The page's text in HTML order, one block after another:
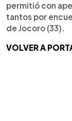
permitió con
tantos por
de Jocoro (33).
VOLVER A